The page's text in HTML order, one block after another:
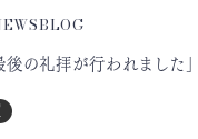
BLOG
後の礼拝が行われました」